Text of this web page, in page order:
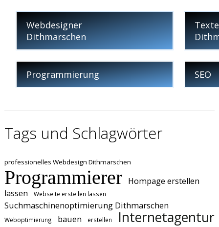
Webdesigner
Dithmarschen
Programmierung SEO
Tags und Schlagwörter
professionelles Webdesign Dithmarschen
Programmierer Hompage erstellen
lassen
Webseite erstellen lassen
Suchmaschinenoptimierung Dithmarschen
Weboptimierung bauen erstellen
Internetagentur